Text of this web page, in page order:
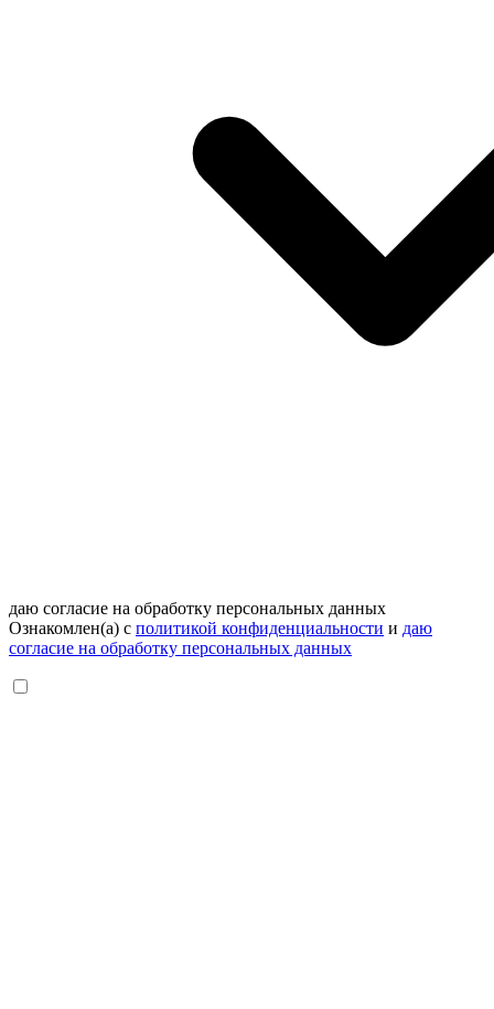
даю согласие на обработку персональных данных
Ознакомлен(а) с политикой конфиденциальности и даю
согласие на обработку персональных данных